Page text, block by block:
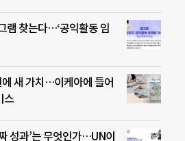
램 찾는다…‘공익활동 임
새 가치…이케아에 들어
스
성과’는 무엇인가…UN이